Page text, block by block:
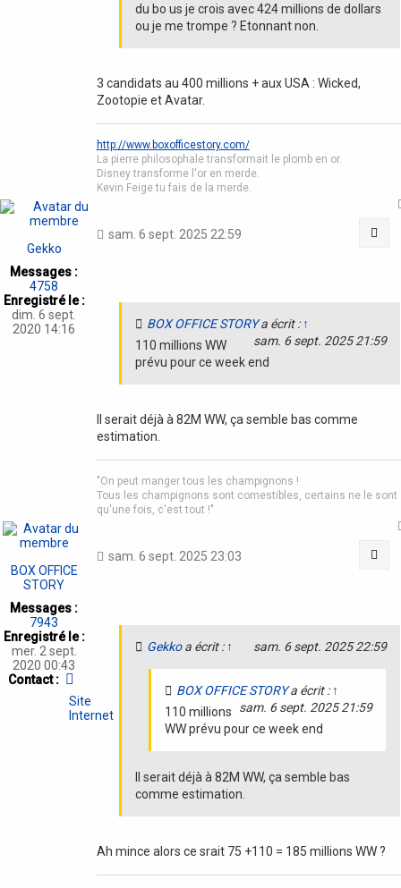
du bo us je crois avec 424 millions de dollars
ou je me trompe ? Etonnant non.
3 candidats au 400 millions + aux USA : Wicked,
Zootopie et Avatar.
http://www.boxofficestory.com/
La pierre philosophale transformait le plomb en or.
Disney transforme l'or en merde.
Kevin Feige tu fais de la merde.
Gekko
Messages :
4758
Enregistré le :
dim. 6 sept.
2020 14:16
sam. 6 sept. 2025 22:59
BOX OFFICE STORYa écrit : ↑
sam. 6 sept. 2025 21:59
110 millions WW
prévu pour ce week end
Il serait déjà à 82M WW, ça semble bas comme
estimation.
"On peut manger tous les champignons !
Tous les champignons sont comestibles, certains ne le sont
qu'une fois, c'est tout !"
BOX OFFICE
STORY
Messages :
7943
Enregistré le :
mer. 2 sept.
2020 00:43
Contact :
OFFICE
STORY
Site
Internet
sam. 6 sept. 2025 23:03
Gekkoa écrit : ↑ sam. 6 sept. 2025 22:59
BOX OFFICE STORYa écrit : ↑
sam. 6 sept. 2025 21:59
110 millions
WW prévu pour ce week end
Il serait déjà à 82M WW, ça semble bas
comme estimation.
Ah mince alors ce srait 75 +110 = 185 millions WW ?